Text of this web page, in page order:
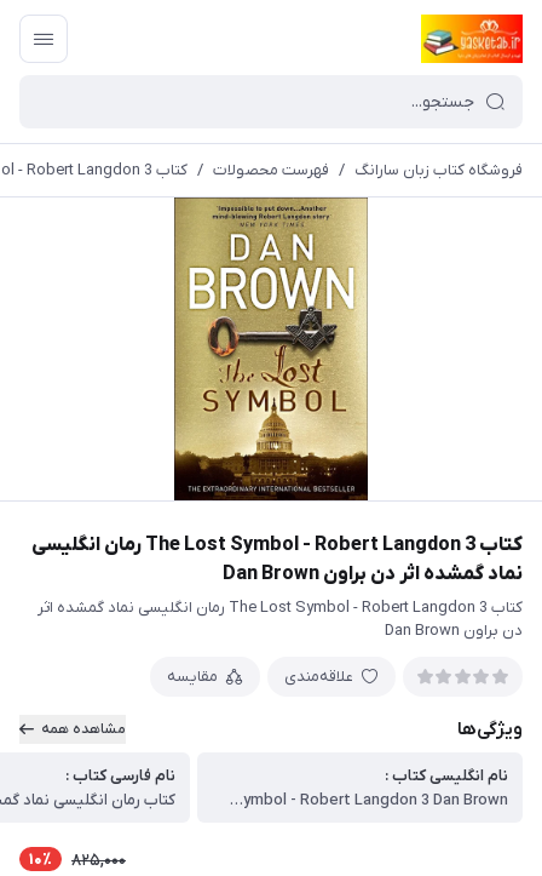
فروشگاه کتاب زبان سارانگ / فهرست محصولات / کتاب The Lost Symbol - Robert Langdon 3 رمان انگلیسی نماد گمشده اثر دن براون Dan Brown
کتاب The Lost Symbol - Robert Langdon 3 رمان انگلیسی
نماد گمشده اثر دن براون Dan Brown
کتاب The Lost Symbol - Robert Langdon 3 رمان انگلیسی نماد گمشده اثر
دن براون Dan Brown
علاقه‌مندی مقایسه
ویژگی‌ها مشاهده همه
نام انگلیسی کتاب :
The Lost Symbol - Robert Langdon 3 Dan Brown
نام فارسی کتاب :
کتاب رمان انگلیسی نماد
825,000 10٪